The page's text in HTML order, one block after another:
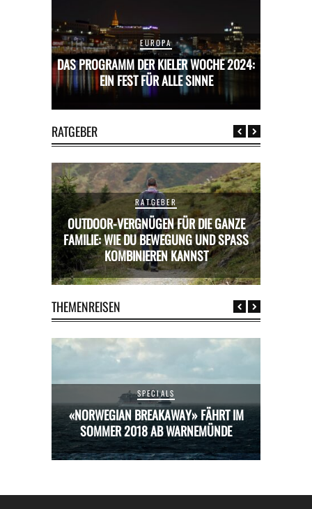
EUROPA
DAS PROGRAMM DER KIELER WOCHE 2024:
EIN FEST FÜR ALLE SINNE
RATGEBER
RATGEBER
OUTDOOR-VERGNÜGEN FÜR DIE GANZE
FAMILIE: WIE DU BEWEGUNG UND SPASS K
OMBINIEREN KANNST
THEMENREISEN
SPECIALS
«NORWEGIAN BREAKAWAY» FÄHRT IM
SOMMER 2018 AB WARNEMÜNDE